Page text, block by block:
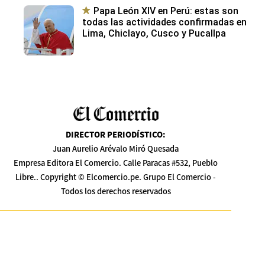
Papa León XIV en Perú: estas son
todas las actividades confirmadas en
Lima, Chiclayo, Cusco y Pucallpa
DIRECTOR PERIODÍSTICO:
Juan Aurelio Arévalo Miró Quesada
Empresa Editora El Comercio. Calle Paracas #532, Pueblo
Libre.. Copyright © Elcomercio.pe. Grupo El Comercio -
Todos los derechos reservados